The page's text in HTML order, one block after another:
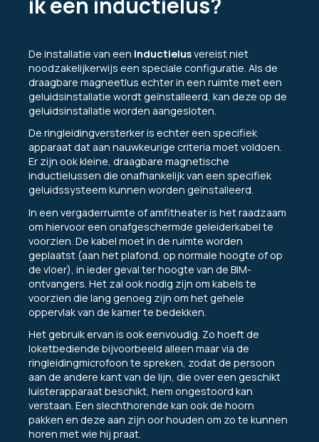
De installatie van een inductielusvereist niet
noodzakelijkerwijs een speciale configuratie. Als de
draagbare magneetlus echter in een ruimte met een
geluidsinstallatie wordt geïnstalleerd, kan deze op de
geluidsinstallatie worden aangesloten.
De ringleidingversterker is echter een specifiek
apparaat dat aan nauwkeurige criteria moet voldoen.
Er zijn ook kleine, draagbare magnetische
inductielussen die onafhankelijk van een specifiek
geluidssysteem kunnen worden geïnstalleerd.
In een vergaderruimte of amfitheater is het raadzaam
om hiervoor een onafgeschermde geleiderkabel te
voorzien. De kabel moet in de ruimte worden
geplaatst (aan het plafond, op normale hoogte of op
de vloer), in ieder geval ter hoogte van de BIM-
ontvangers. Het zal ook nodig zijn om kabels te
voorzien die lang genoeg zijn om het gehele
oppervlak van de kamer te bedekken.
Het gebruik ervan is ook eenvoudig. Zo hoeft de
loketbediende bijvoorbeeld alleen maar via de
ringleidingmicrofoon te spreken, zodat de persoon
aan de andere kant van de lijn, die over een geschikt
luisterapparaat beschikt, hem ongestoord kan
verstaan. Een slechthorende kan ook de hoorn
pakken en deze aan zijn oor houden om zo te kunnen
horen met wie hij praat.